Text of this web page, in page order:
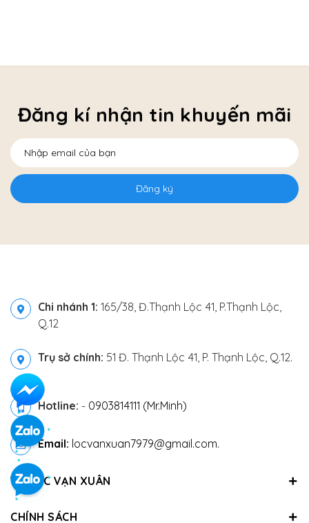
Đăng kí nhận tin khuyến mãi
Đăng ký
Chi nhánh 1: 165/38, Đ.Thạnh Lộc 41, P.Thạnh Lộc,
Q.12
Trụ sở chính: 51 Đ. Thạnh Lộc 41, P. Thạnh Lộc, Q.12.
Hotline: - 0903814111 (Mr.Minh)
Email: locvanxuan7979@gmail.com.
VỀ LỘC VẠN XUÂN
CHÍNH SÁCH